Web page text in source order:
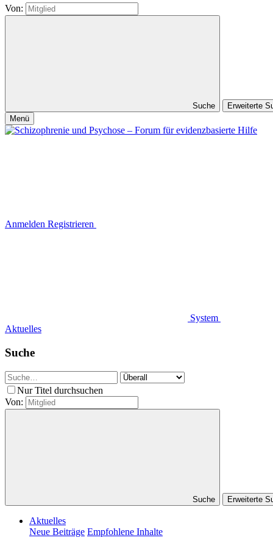
Von:
Suche
Erweiterte
Menü
Anmelden Registrieren
System
Aktuelles
Suche
Nur Titel durchsuchen
Von:
Suche Erweiterte
Aktuelles
Neue Beiträge Empfohlene Inhalte